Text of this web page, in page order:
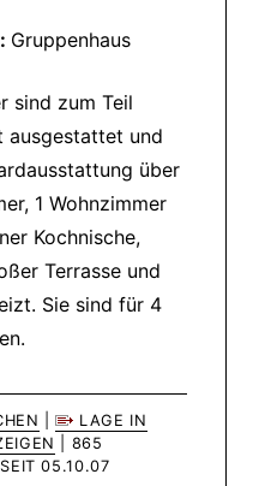
Gruppenhaus
sind zum Teil
ausgestattet und
über
1 Wohnzimmer
Kochnische,
Terrasse und
Sie sind für 4
|
LAGE IN
| 865
05.10.07